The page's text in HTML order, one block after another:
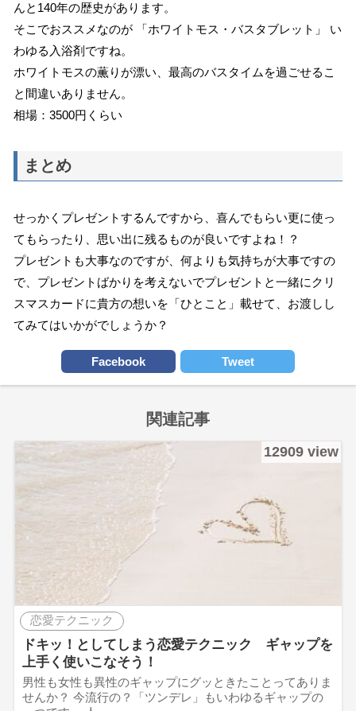
んと140年の歴史があります。
そこでおススメなのが 「ホワイトモス・バスタブレット」 い
わゆる入浴剤ですね。
ホワイトモスの薫りが漂い、最高のバスタイムを過ごせるこ
と間違いありません。
相場：3500円くらい
まとめ
せっかくプレゼントするんですから、喜んでもらい更に使っ
てもらったり、思い出に残るものが良いですよね！？
プレゼントも大事なのですが、何よりも気持ちが大事ですの
で、プレゼントばかりを考えないでプレゼントと一緒にクリ
スマスカードに貴方の想いを「ひとこと」載せて、お渡しし
てみてはいかがでしょうか？
Facebook Tweet
関連記事
12909 view
恋愛テクニック
ドキッ！としてしまう恋愛テクニック ギャップを
上手く使いこなそう！
男性も女性も異性のギャップにグッときたことってありま
せんか？ 今流行の？「ツンデレ」もいわゆるギャップの